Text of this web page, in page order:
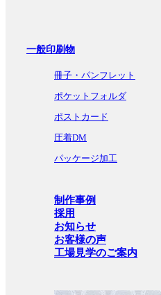
一般印刷物
冊子・パンフレット
ポケットフォルダ
ポストカード
圧着DM
パッケージ加工
制作事例
採用
お知らせ
お客様の声
工場見学のご案内